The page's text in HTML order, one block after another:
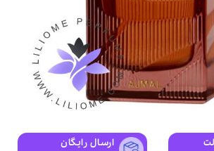
ارسال رایگان